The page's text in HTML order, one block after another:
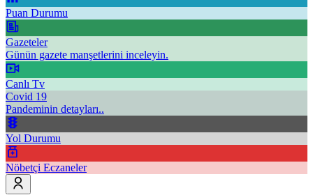
Puan Durumu
Gazeteler
Günün gazete manşetlerini inceleyin.
Canlı Tv
Covid 19
Pandeminin detayları..
Yol Durumu
Nöbetçi Eczaneler